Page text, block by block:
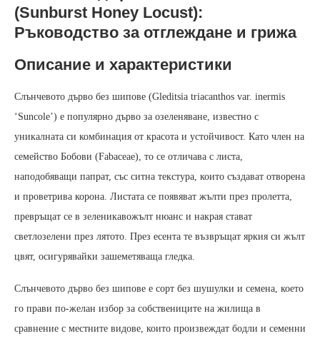
(Sunburst Honey Locust):
Ръководство за отглеждане и грижа
Описание и характеристики
Слънчевото дърво без шипове (Gleditsia triacanthos var. inermis
‘Suncole’) е популярно дърво за озеленяване, известно с
уникалната си комбинация от красота и устойчивост. Като член на
семейство Бобови (Fabaceae), то се отличава с листа,
наподобяващи папрат, със ситна текстура, които създават отворена
и проветрива корона. Листата се появяват жълти през пролетта,
превръщат се в зеленикавожълт нюанс и накрая стават
светлозелени през лятото. През есента те възвръщат яркия си жълт
цвят, осигурявайки зашеметяваща гледка.
Слънчевото дърво без шипове е сорт без шушулки и семена, което
го прави по-желан избор за собствениците на жилища в
сравнение с местните видове, които произвеждат бодли и семенни